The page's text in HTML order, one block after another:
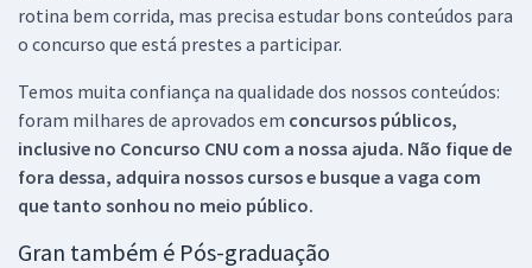
rotina bem corrida, mas precisa estudar bons conteúdos para
o concurso que está prestes a participar.
Temos muita confiança na qualidade dos nossos conteúdos:
foram milhares de aprovados em concursos públicos,
inclusive no Concurso CNU com a nossa ajuda. Não fique de
fora dessa, adquira nossos cursos e busque a vaga com
que tanto sonhou no meio público.
Gran também é Pós-graduação